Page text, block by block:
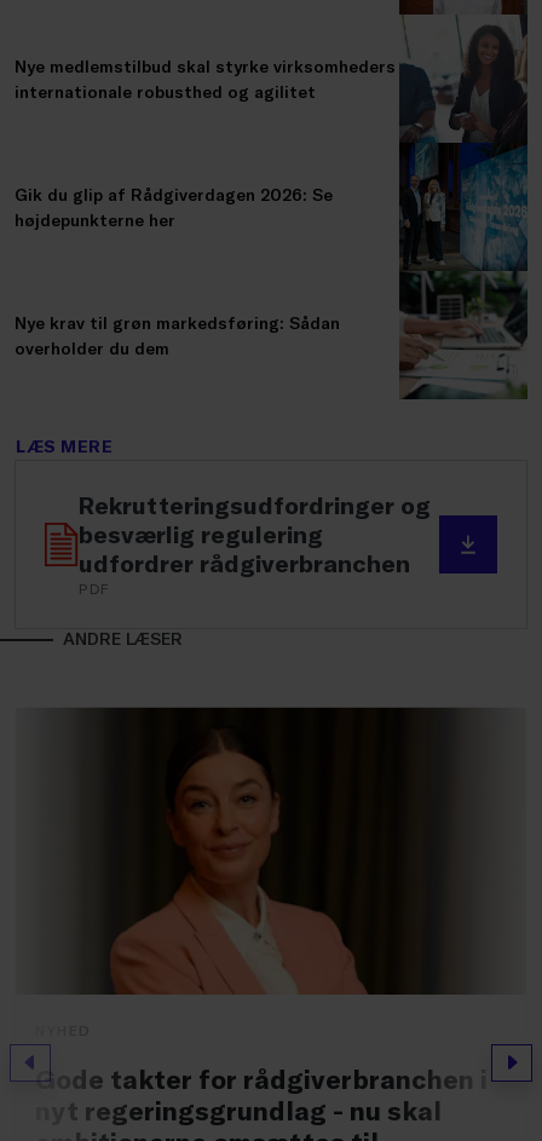
Nye medlemstilbud skal styrke virksomheders
internationale robusthed og agilitet
Gik du glip af Rådgiverdagen 2026: Se
højdepunkterne her
Nye krav til grøn markedsføring: Sådan
overholder du dem
LÆS MERE
Rekrutteringsudfordringer og
besværlig regulering
udfordrer rådgiverbranchen
PDF
ANDRE LÆSER
Forrige
Gode takter for rådgiverbranchen i
nyt regeringsgrundlag - nu skal